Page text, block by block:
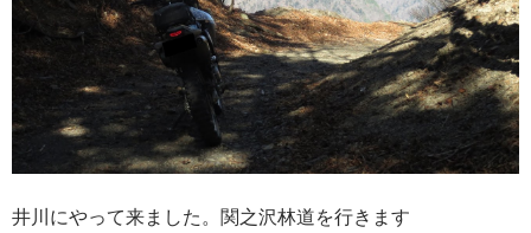
井川にやって来ました。関之沢林道を行きます